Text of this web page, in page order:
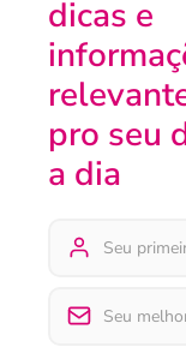
dicas e
pro seu
a dia